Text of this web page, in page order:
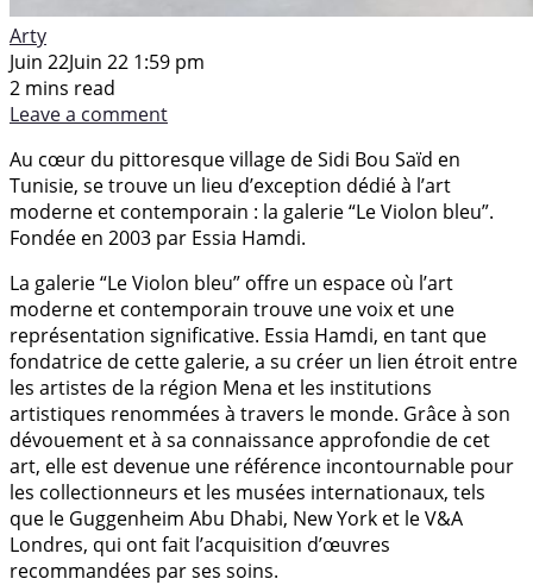
Arty
Juin 22Juin 22 1:59 pm
2 mins read
Leave a comment
Au cœur du pittoresque village de Sidi Bou Saïd en
Tunisie, se trouve un lieu d’exception dédié à l’art
moderne et contemporain : la galerie “Le Violon bleu”.
Fondée en 2003 par Essia Hamdi.
La galerie “Le Violon bleu” offre un espace où l’art
moderne et contemporain trouve une voix et une
représentation significative. Essia Hamdi, en tant que
fondatrice de cette galerie, a su créer un lien étroit entre
les artistes de la région Mena et les institutions
artistiques renommées à travers le monde. Grâce à son
dévouement et à sa connaissance approfondie de cet
art, elle est devenue une référence incontournable pour
les collectionneurs et les musées internationaux, tels
que le Guggenheim Abu Dhabi, New York et le V&A
Londres, qui ont fait l’acquisition d’œuvres
recommandées par ses soins.